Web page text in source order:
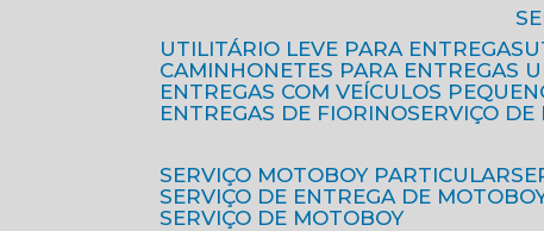
UTILITÁRIO LEVE PARA ENTREGAS
CAMINHONETES PARA ENTREGAS
ENTREGAS COM VEÍCULOS
ENTREGAS DE FIORINO
SERVIÇO
SERVIÇO MOTOBOY PARTICULAR
SERVIÇO DE ENTREGA DE
SERVIÇO DE MOTOBOY